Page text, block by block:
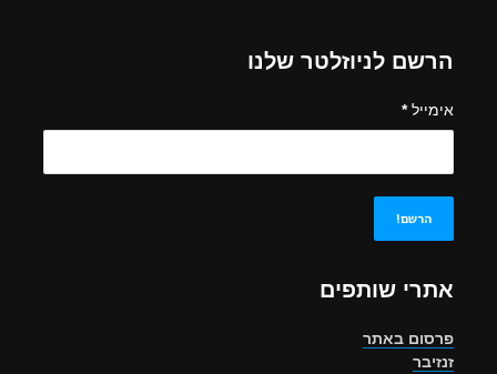
הרשם לניוזלטר שלנו
אימייל*
אתרי שותפים
פרסום באתר
זנזיבר